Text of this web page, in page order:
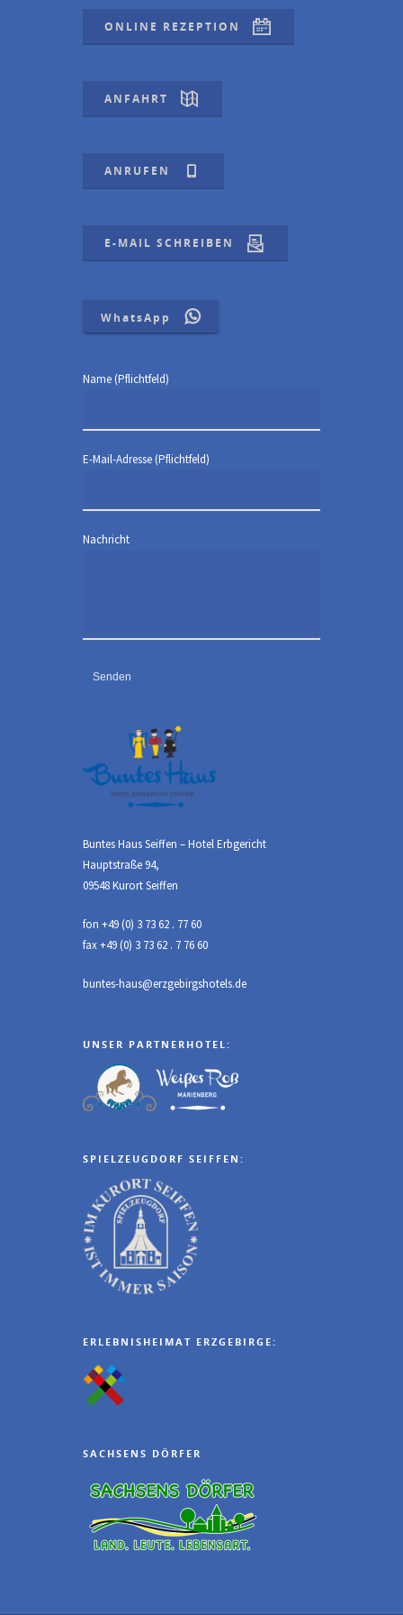
ONLINE REZEPTION
ANFAHRT
ANRUFEN
E-MAIL SCHREIBEN
WhatsApp
Name (Pflichtfeld)
E-Mail-Adresse (Pflichtfeld)
Nachricht
Buntes Haus Seiffen – Hotel Erbgericht
Hauptstraße 94,
09548 Kurort Seiffen
fon +49 (0) 3 73 62 . 77 60
fax +49 (0) 3 73 62 . 7 76 60
buntes-haus@erzgebirgshotels.de
UNSER PARTNERHOTEL:
SPIELZEUGDORF SEIFFEN:
ERLEBNISHEIMAT ERZGEBIRGE:
SACHSENS DÖRFER